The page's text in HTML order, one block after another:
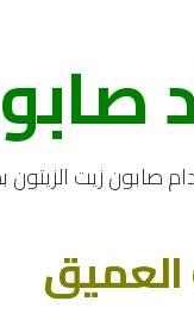
صابون زيت
العميق